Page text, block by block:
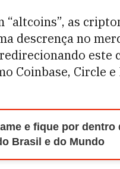
“altcoins”, as
descrença no
este
Coinbase, Circle
e fique por dentro
Brasil e do Mundo